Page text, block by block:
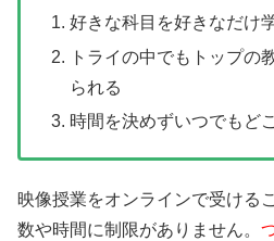
好きな科目を好きなだけ
トライの中でもトップの
られる
時間を決めずいつでもど
映像授業をオンラインで受ける
数や時間に制限がありません。